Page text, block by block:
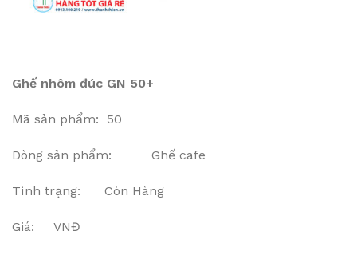
Ghế nhôm đúc GN 50+
Mã sản phẩm: 50
Dòng sản phẩm: Ghế cafe
Tình trạng: Còn Hàng
Giá: VNĐ